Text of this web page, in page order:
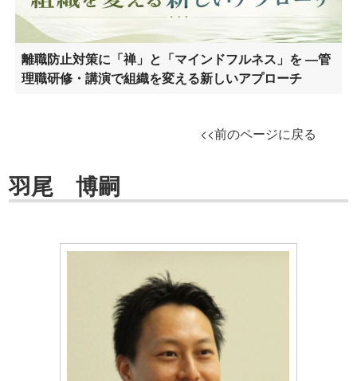
離職防止対策に「禅」と「マインドフルネス」を ―管
理職研修・講演で組織を変える新しいアプローチ
<<前のページに戻る
羽尾 博嗣